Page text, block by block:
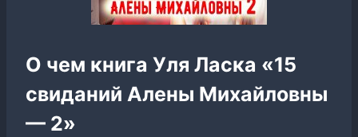
О чем книга Уля Ласка «15
свиданий Алены Михайловны
— 2»